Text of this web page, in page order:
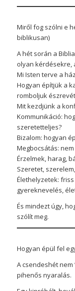
Miről fog szólni e
biblikusan)
A hét során a
olyan kérdésekre,
Mi Isten terve a
Hogyan építjük a
romboljuk
Mit kezdjünk a
Kommunikáció:
szeretetteljes?
Bizalom: hogyan
Megbocsátás:
Érzelmek, harag,
Szeretet,
Élethelyzetek:
gyereknevelés,
És mindezt úgy,
szólít meg.
Hogyan épül fel
A csendeshét nem
pihenős nyaralás.